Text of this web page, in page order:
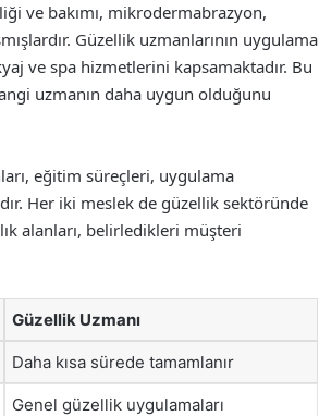
ve bakımı, mikrodermabrazyon,
Güzellik uzmanlarının uygulama
ve spa hizmetlerini kapsamaktadır. Bu
uzmanın daha uygun olduğunu
eğitim süreçleri, uygulama
Her iki meslek de güzellik sektöründe
alanları, belirledikleri müşteri
Güzellik Uzmanı
Daha kısa sürede tamamlanır
Genel güzellik uygulamaları